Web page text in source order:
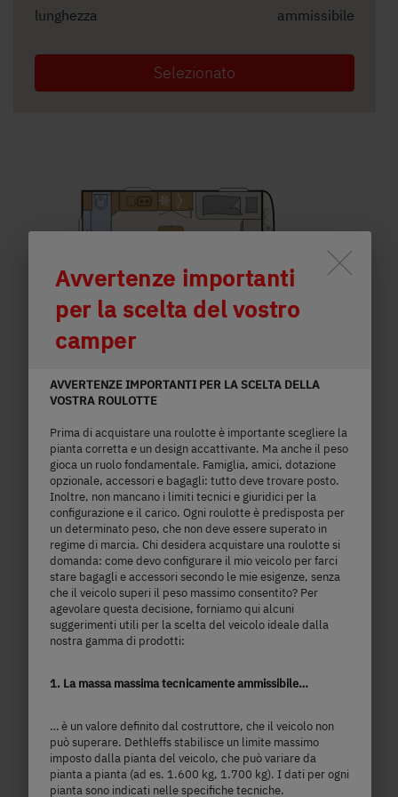
lunghezza
ammissibile
Selezionato
520 ELT
32.420,– € 3 persone
7,48
m
lunghezza
1.700 kg
Massa massima tecnicamente
ammissibile
Seleziona il modello
Lo scorrimento attiva il
Avvertenze importanti
per la scelta del vostro
camper
AVVERTENZE IMPORTANTI PER LA SCELTA DELLA
VOSTRA ROULOTTE
Prima di acquistare una roulotte è importante scegliere la
pianta corretta e un design accattivante. Ma anche il peso
gioca un ruolo fondamentale. Famiglia, amici, dotazione
opzionale, accessori e bagagli: tutto deve trovare posto.
Inoltre, non mancano i limiti tecnici e giuridici per la
configurazione e il carico. Ogni roulotte è predisposta per
un determinato peso, che non deve essere superato in
regime di marcia. Chi desidera acquistare una roulotte si
domanda: come devo configurare il mio veicolo per farci
stare bagagli e accessori secondo le mie esigenze, senza
che il veicolo superi il peso massimo consentito? Per
agevolare questa decisione, forniamo qui alcuni
suggerimenti utili per la scelta del veicolo ideale dalla
nostra gamma di prodotti:
1. La massa massima tecnicamente ammissibile…
… è un valore definito dal costruttore, che il veicolo non
può superare. Dethleffs stabilisce un limite massimo
imposto dalla pianta del veicolo, che può variare da
pianta a pianta (ad es. 1.600 kg, 1.700 kg). I dati per ogni
pianta sono indicati nelle specifiche tecniche.